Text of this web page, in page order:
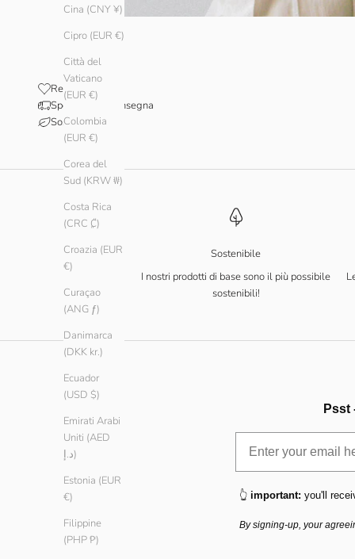
Cina (CNY ¥)
Cipro (EUR €)
Città del
Vaticano
(EUR €)
Colombia
(EUR €)
Corea del
Sud (KRW ₩)
Costa Rica
(CRC ₡)
Croazia (EUR
€)
Curaçao
(ANG ƒ)
Danimarca
(DKK kr.)
Ecuador
(USD $)
Emirati Arabi
Uniti (AED
د.إ)
Estonia (EUR
€)
Filippine
(PHP ₱)
Recensioni
Spedizione e consegna
Sostenibilità
Sostenibile
I nostri prodotti di base sono il più possibile
sostenibili!
Psst
👆 important: you'll
By signing-up, your